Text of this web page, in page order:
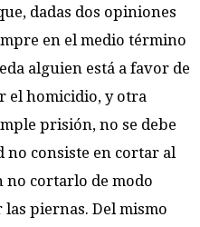
dadas dos opiniones
en el medio término
alguien está a favor de
el homicidio, y otra
prisión, no se debe
no consiste en cortar al
no cortarlo de modo
piernas. Del mismo